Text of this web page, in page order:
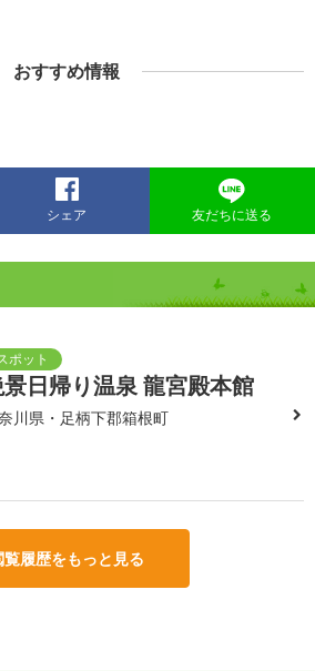
おすすめ情報
シェア 友だちに送る
日帰り温泉 龍宮殿本館
川県・足柄下郡箱根町
覧履歴をもっと見る